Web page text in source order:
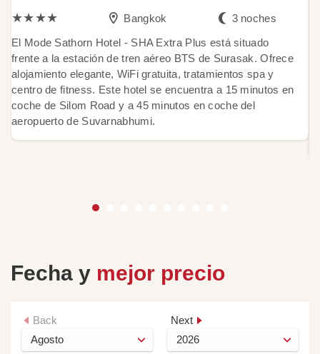
★★★★
Bangkok 3 noches
El Mode Sathorn Hotel - SHA Extra Plus está situado
frente a la estación de tren aéreo BTS de Surasak. Ofrece
alojamiento elegante, WiFi gratuita, tratamientos spa y
centro de fitness. Este hotel se encuentra a 15 minutos en
coche de Silom Road y a 45 minutos en coche del
aeropuerto de Suvarnabhumi.
Fecha y mejor precio
Back Next